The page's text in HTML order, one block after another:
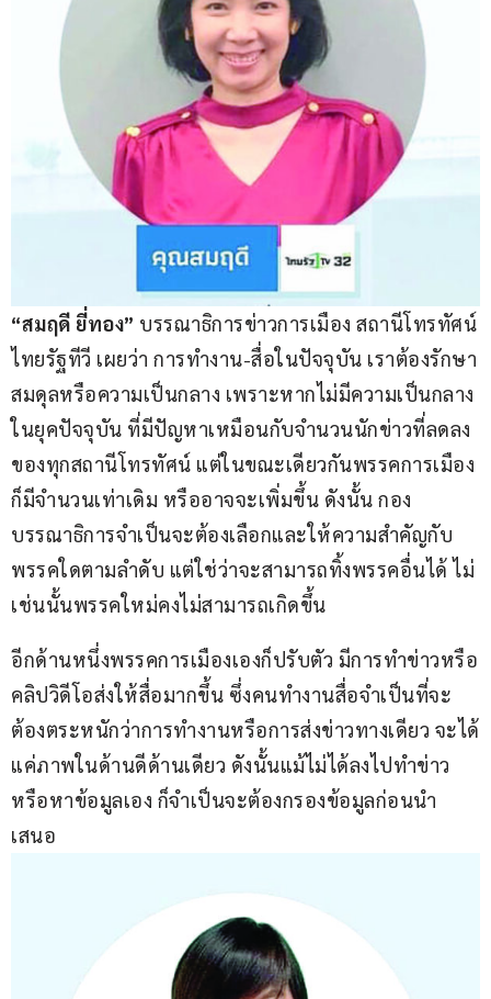
“สมฤดี ยี่ทอง” บรรณาธิการข่าวการเมือง สถานีโทรทัศน์
ไทยรัฐทีวี เผยว่า การทำงาน-สื่อในปัจจุบัน เราต้องรักษา
สมดุลหรือความเป็นกลาง เพราะหากไม่มีความเป็นกลาง
ในยุคปัจจุบัน ที่มีปัญหาเหมือนกับจำนวนนักข่าวที่ลดลง
ของทุกสถานีโทรทัศน์ แต่ในขณะเดียวกันพรรคการเมือง
ก็มีจำนวนเท่าเดิม หรืออาจจะเพิ่มขึ้น ดังนั้น กอง
บรรณาธิการจำเป็นจะต้องเลือกและให้ความสำคัญกับ
พรรคใดตามลำดับ แต่ใช่ว่าจะสามารถทิ้งพรรคอื่นได้ ไม่
เช่นนั้นพรรคใหม่คงไม่สามารถเกิดขึ้น
อีกด้านหนึ่งพรรคการเมืองเองก็ปรับตัว มีการทำข่าวหรือ
คลิปวิดีโอส่งให้สื่อมากขึ้น ซึ่งคนทำงานสื่อจำเป็นที่จะ
ต้องตระหนักว่าการทำงานหรือการส่งข่าวทางเดียว จะได้
แค่ภาพในด้านดีด้านเดียว ดังนั้นแม้ไม่ได้ลงไปทำข่าว
หรือหาข้อมูลเอง ก็จำเป็นจะต้องกรองข้อมูลก่อนนำ
เสนอ